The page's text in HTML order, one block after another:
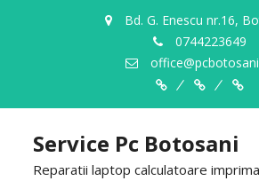
Bd. G. Enescu nr.16,
0744223649
Despre
Noi
Servicii
Service Pc Botosani
Reparatii laptop calculatoare